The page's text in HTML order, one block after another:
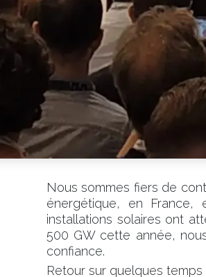
Nous sommes fiers de
énergétique, en
installations solaires ont
500 GW cette année,
confiance.
Retour sur quelques temps